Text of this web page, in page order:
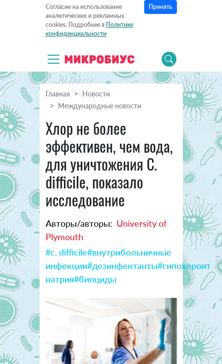
Согласие на использование
аналитических и рекламных
cookies. Подробнее в Политике
конфиденциальности
Принять
Главная
Новости
Международные новости
Хлор не более
эффективен, чем вода,
для уничтожения C.
difficile, показало
исследование
Авторы/авторы: University of
Plymouth
#c. difficile#внутрибольничные
инфекции#дезинфектанты#гипохлроит
натрия#биоциды